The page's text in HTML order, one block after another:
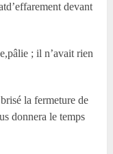
devant
; il n’avait rien
la fermeture de
donnera le temps